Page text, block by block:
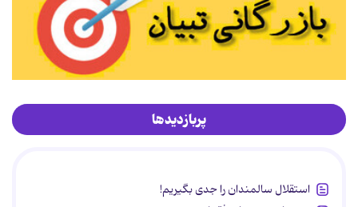
پربازدیدها
استقلال سالمندان را جدی بگیریم!